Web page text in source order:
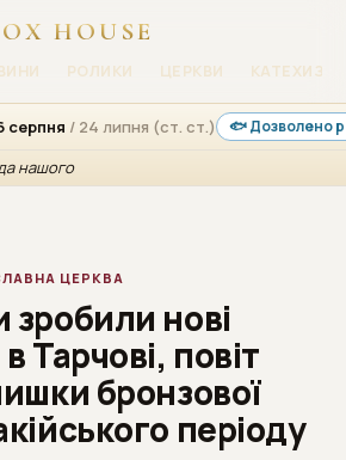
HOUSE
РОЛИКИ ЦЕРКВИ
серпня / 24 липня (ст. ст.) 🐟 Дозволено
нашого
ЦЕРКВА
зробили нові
Тарчові, повіт
бронзової
періоду